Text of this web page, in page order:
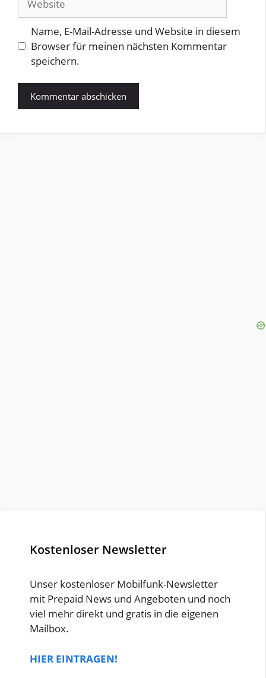
Name, E-Mail-Adresse und Website in diesem
Browser für meinen nächsten Kommentar
speichern.
Kostenloser Newsletter
Unser kostenloser Mobilfunk-Newsletter
mit Prepaid News und Angeboten und noch
viel mehr direkt und gratis in die eigenen
Mailbox.
HIER EINTRAGEN!